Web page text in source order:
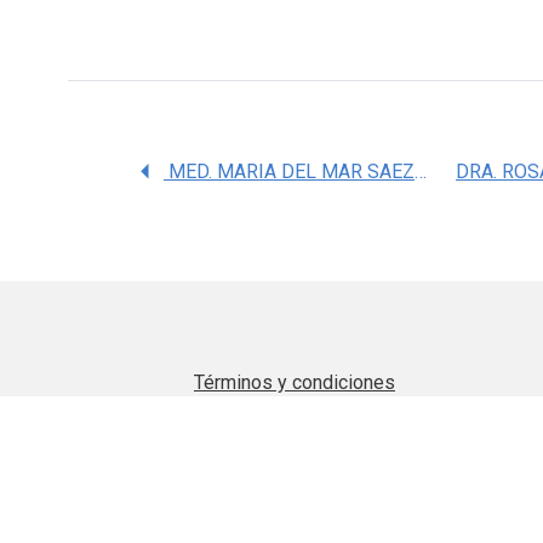
MED. MARIA DEL MAR SAEZ DE OCARIZ GUTIERREZ
Términos y condiciones